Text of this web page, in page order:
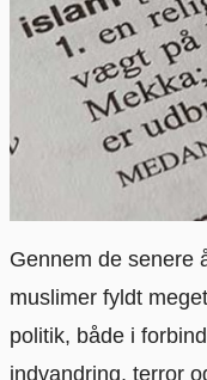
Gennem de senere
muslimer fyldt
politik, både i
indvandring, terror